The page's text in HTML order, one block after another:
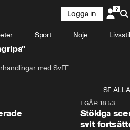
Logga in
Sport Nöje Livsstil
med SvFF
SE ALLA
I GÅR 18:53
Stökiga
svit